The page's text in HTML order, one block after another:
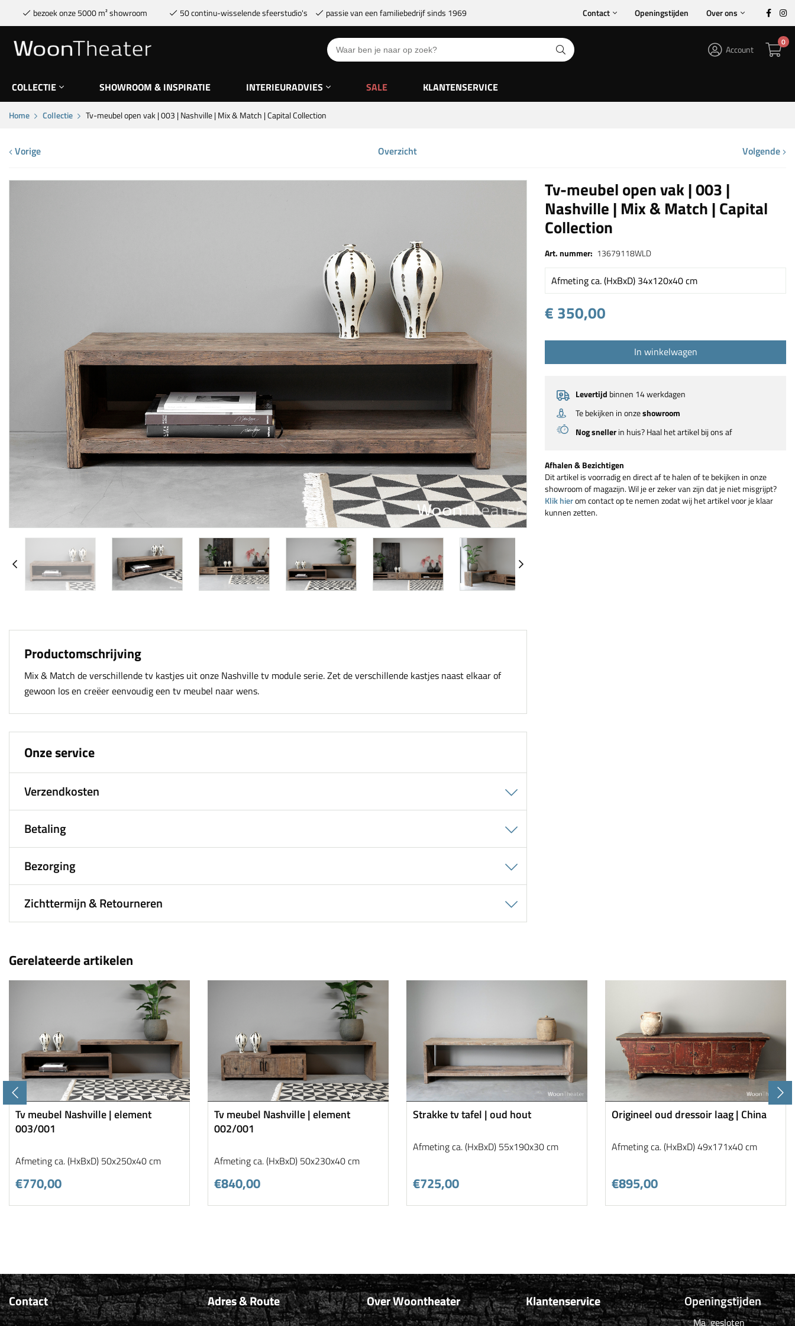
bezoek onze 5000 m² showroom 50 continu-wisselende sfeerstudio's passie van een familiebedrijf sinds 1969 Contact Openingstijden Over ons
0
Account
COLLECTIE SHOWROOM & INSPIRATIE INTERIEURADVIES SALE KLANTENSERVICE
Home Collectie Tv-meubel open vak | 003 | Nashville | Mix & Match | Capital Collection
Vorige Overzicht Volgende
Productomschrijving
Mix & Match de verschillende tv kastjes uit onze Nashville tv module serie. Zet de verschillende kastjes naast elkaar of
gewoon los en creëer eenvoudig een tv meubel naar wens.
Onze service
Verzendkosten
Betaling
Bezorging
Zichttermijn & Retourneren
Tv-meubel open vak | 003 |
Nashville | Mix & Match | Capital
Collection
Art. nummer: 13679118WLD
Afmeting ca. (HxBxD) 34x120x40 cm
€ 350,00
In winkelwagen
Levertijd binnen 14 werkdagen
Te bekijken in onzeshowroom
Nog snellerin huis? Haal het artikel bij ons af
Afhalen & Bezichtigen
Dit artikel is voorradig en direct af te halen of te bekijken in onze
showroom of magazijn. Wil je er zeker van zijn dat je niet misgrijpt?
Klik hierom contact op te nemen zodat wij het artikel voor je klaar
kunnen zetten.
Gerelateerde artikelen
Tv meubel Nashville | element
003/001
Afmeting ca. (HxBxD) 50x250x40 cm
€770,00
Tv meubel Nashville | element
002/001
Afmeting ca. (HxBxD) 50x230x40 cm
€840,00
Strakke tv tafel | oud hout
Afmeting ca. (HxBxD) 55x190x30 cm
€725,00
Origineel oud dressoir laag | China
Afmeting ca. (HxBxD) 49x171x40 cm
€895,00
Contact Adres & Route Over Woontheater Klantenservice Openingstijden
Ma gesloten